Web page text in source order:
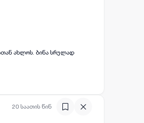
ახლოს. ბინა სრულად
20 საათის წინ